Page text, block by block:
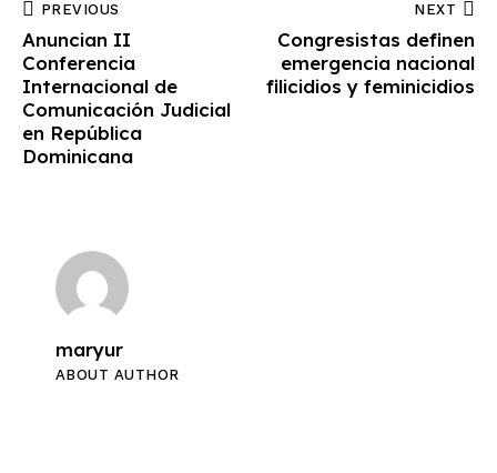
PREVIOUS
Anuncian II
Conferencia
Internacional de
Comunicación Judicial
en República
Dominicana
NEXT
Congresistas definen
emergencia nacional
filicidios y feminicidios
maryur
ABOUT AUTHOR